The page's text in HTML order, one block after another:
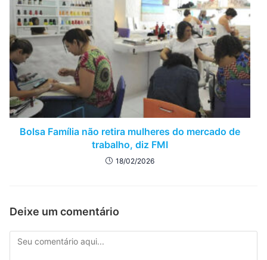
Bolsa Família não retira mulheres do mercado de
trabalho, diz FMI
18/02/2026
Deixe um comentário